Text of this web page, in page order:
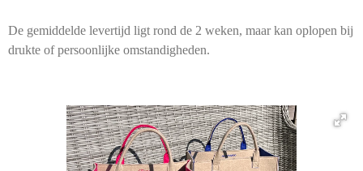
De gemiddelde levertijd ligt rond de 2 weken, maar kan oplopen bij
drukte of persoonlijke omstandigheden.